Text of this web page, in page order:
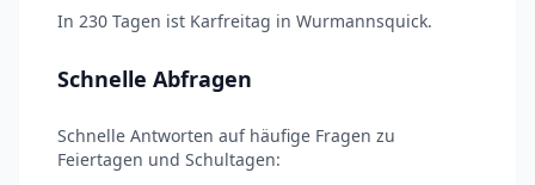
In 230 Tagen ist Karfreitag in Wurmannsquick.
Schnelle Abfragen
Schnelle Antworten auf häufige Fragen zu
Feiertagen und Schultagen: